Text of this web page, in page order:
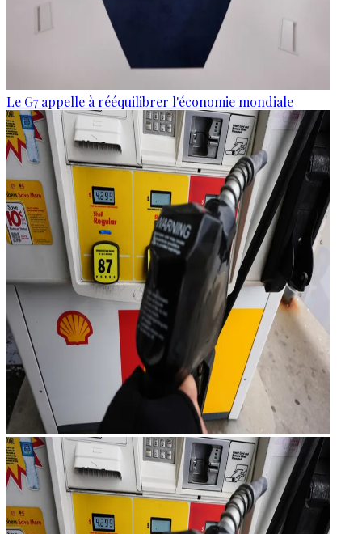
Le G7 appelle à rééquilibrer l'économie mondiale